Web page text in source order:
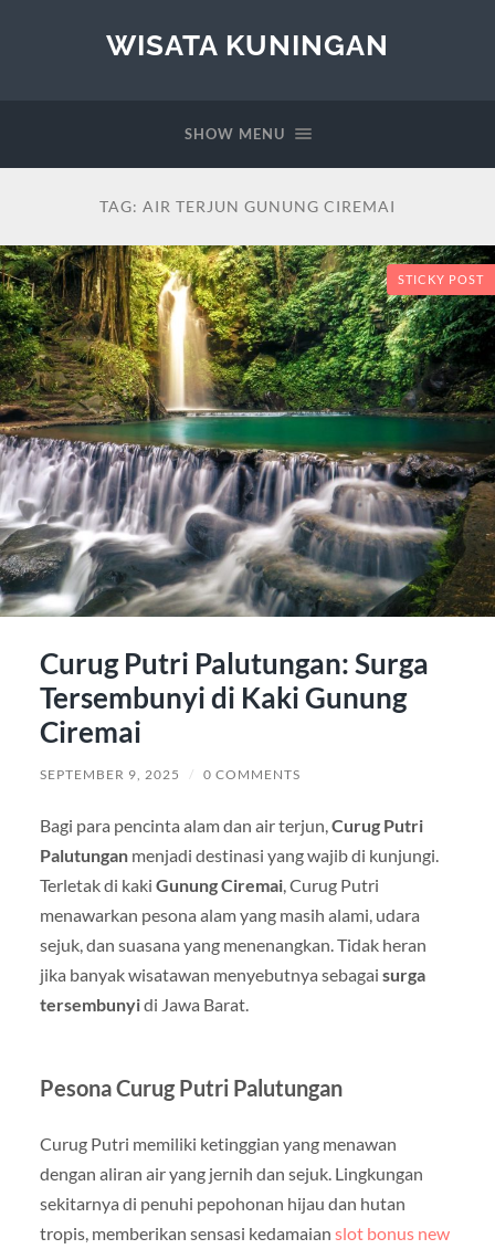
WISATA KUNINGAN
SHOW MENU
TAG: AIR TERJUN GUNUNG CIREMAI
STICKY POST
Curug Putri Palutungan: Surga
Tersembunyi di Kaki Gunung
Ciremai
SEPTEMBER 9, 2025 / 0 COMMENTS
Bagi para pencinta alam dan air terjun, Curug Putri
Palutunganmenjadi destinasi yang wajib di kunjungi.
Terletak di kaki Gunung Ciremai, Curug Putri
menawarkan pesona alam yang masih alami, udara
sejuk, dan suasana yang menenangkan. Tidak heran
jika banyak wisatawan menyebutnya sebagai surga
tersembunyidi Jawa Barat.
Pesona Curug Putri Palutungan
Curug Putri memiliki ketinggian yang menawan
dengan aliran air yang jernih dan sejuk. Lingkungan
sekitarnya di penuhi pepohonan hijau dan hutan
tropis, memberikan sensasi kedamaian slot bonus new